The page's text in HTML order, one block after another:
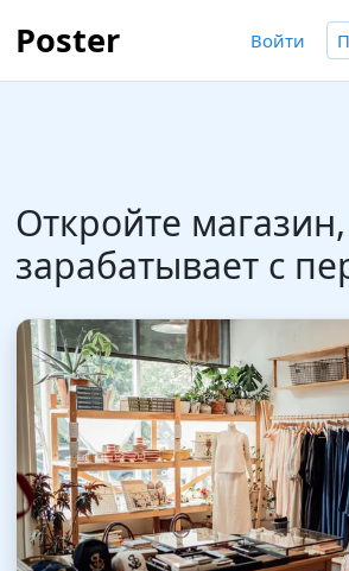
Poster Войти
Откройте
зарабатывает с